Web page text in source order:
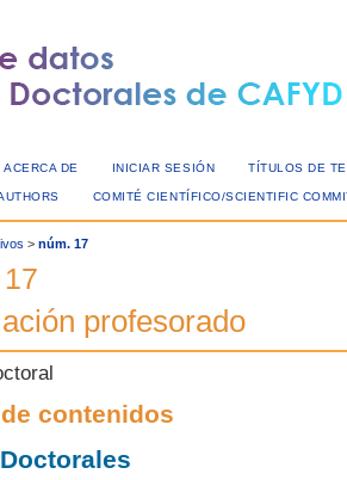
ACERCA DE INICIAR SESIÓN TÍTULOS DE
COMITÉ CIENTÍFICO/SCIENTIFIC
> núm. 17
profesorado
contenidos